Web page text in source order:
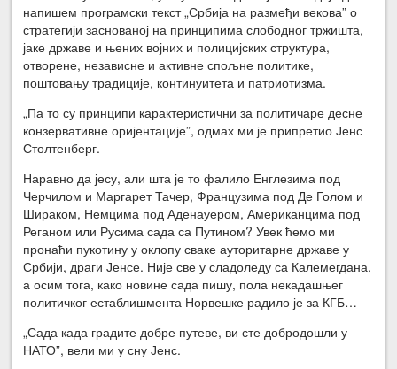
напишем програмски текст „Србија на размеђи векова” о
стратегији заснованој на принципима слободног тржишта,
јаке државе и њених војних и полицијских структура,
отворене, независне и активне спољне политике,
поштовању традиције, континуитета и патриотизма.
„Па то су принципи карактеристични за политичаре десне
конзервативне оријентације”, одмах ми је припретио Јенс
Столтенберг.
Наравно да јесу, али шта је то фалило Енглезима под
Черчилом и Маргарет Тачер, Французима под Де Голом и
Шираком, Немцима под Аденауером, Американцима под
Реганом или Русима сада са Путином? Увек ћемо ми
пронаћи пукотину у оклопу сваке ауторитарне државе у
Србији, драги Јенсе. Није све у сладоледу са Калемегдана,
а осим тога, како новине сада пишу, пола некадашњег
политичког естаблишмента Норвешке радило је за КГБ…
„Сада када градите добре путеве, ви сте добродошли у
НАТО”, вели ми у сну Јенс.